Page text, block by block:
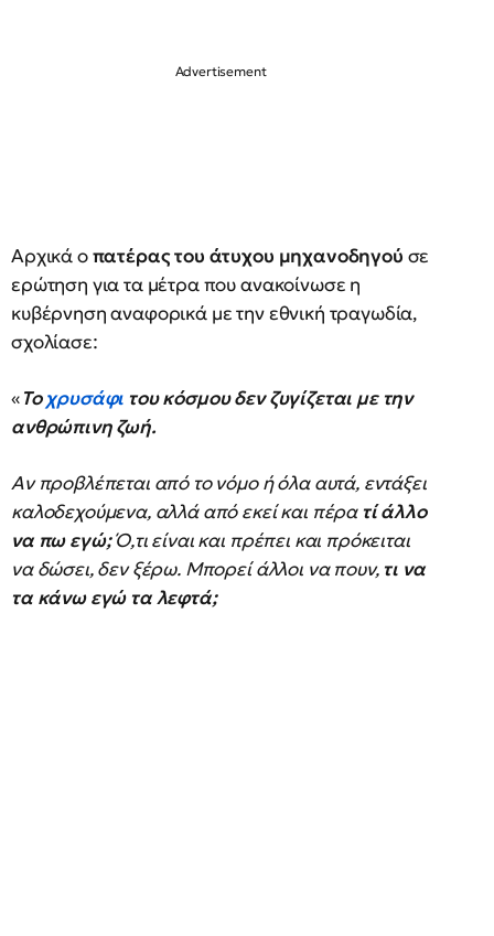
Αρχικά οπατέρας του άτυχου μηχανοδηγού σε
ερώτηση για τα μέτρα που ανακοίνωσε η
κυβέρνηση αναφορικά με την εθνική τραγωδία,
σχολίασε:
«Τοχρυσάφι του κόσμου δεν ζυγίζεται με την
ανθρώπινη ζωή.
Αν προβλέπεται από το νόμο ή όλα αυτά, εντάξει
καλοδεχούμενα, αλλά από εκεί και πέρα τί άλλο
να πω εγώ;Ό,τι είναι και πρέπει και πρόκειται
να δώσει, δεν ξέρω. Μπορεί άλλοι να πουν, τι να
τα κάνω εγώ τα λεφτά;